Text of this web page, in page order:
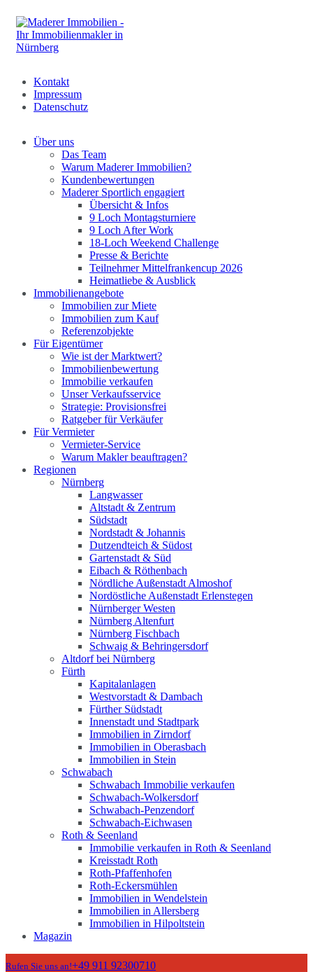
Kontakt
Impressum
Datenschutz
Über uns
Das Team
Warum Maderer Immobilien?
Kundenbewertungen
Maderer Sportlich engagiert
Übersicht & Infos
9 Loch Montagsturniere
9 Loch After Work
18-Loch Weekend Challenge
Presse & Berichte
Teilnehmer Mittelfrankencup 2026
Heimatliebe & Ausblick
Immobilienangebote
Immobilien zur Miete
Immobilien zum Kauf
Referenzobjekte
Für Eigentümer
Wie ist der Marktwert?
Immobilienbewertung
Immobilie verkaufen
Unser Verkaufsservice
Strategie: Provisionsfrei
Ratgeber für Verkäufer
Für Vermieter
Vermieter-Service
Warum Makler beauftragen?
Regionen
Nürnberg
Langwasser
Altstadt & Zentrum
Südstadt
Nordstadt & Johannis
Dutzendteich & Südost
Gartenstadt & Süd
Eibach & Röthenbach
Nördliche Außenstadt Almoshof
Nordöstliche Außenstadt Erlenstegen
Nürnberger Westen
Nürnberg Altenfurt
Nürnberg Fischbach
Schwaig & Behringersdorf
Altdorf bei Nürnberg
Fürth
Kapitalanlagen
Westvorstadt & Dambach
Fürther Südstadt
Innenstadt und Stadtpark
Immobilien in Zirndorf
Immobilien in Oberasbach
Immobilien in Stein
Schwabach
Schwabach Immobilie verkaufen
Schwabach-Wolkersdorf
Schwabach-Penzendorf
Schwabach-Eichwasen
Roth & Seenland
Immobilie verkaufen in Roth & Seenland
Kreisstadt Roth
Roth-Pfaffenhofen
Roth-Eckersmühlen
Immobilien in Wendelstein
Immobilien in Allersberg
Immobilien in Hilpoltstein
Magazin
Rufen Sie uns an!+49 911 92300710